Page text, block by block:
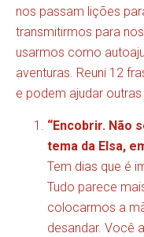
nos passam lições
transmitirmos para
usarmos como
aventuras. Reuni 12
e podem ajudar
“Encobrir. Não
tema da Elsa,
Tem dias que é
Tudo parece
colocarmos a
desandar. Você